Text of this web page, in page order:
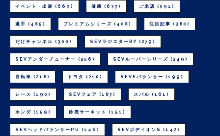
イベント・出展 (669) 健康 (637) ご来店 (591)
選手 (485) プレミアムシリーズ (408) 注目記事 (380)
だけチャンネル (300) SEVラジエターBY (279)
SEVアンダーチューナー (256) SEVルーパーシリーズ (249)
自転車 (218) トヨタ (210) SEVEバランサー (199)
レース (190) SEVフェア (187) スバル (161)
ホンダ (159) 鈴鹿サーキット (151)
SEVヘッドバランサーPU (146) SEVボディオンS (142)